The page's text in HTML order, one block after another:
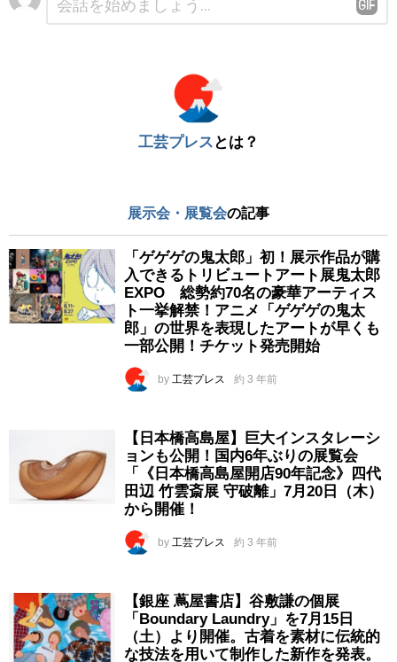
工芸プレス とは？
展示会・展覧会の記事
「ゲゲゲの鬼太郎」初！展示作品が購
入できるトリビュートアート展鬼太郎
EXPO 総勢約70名の豪華アーティス
ト一挙解禁！アニメ「ゲゲゲの鬼太
郎」の世界を表現したアートが早くも
一部公開！チケット発売開始
by 工芸プレス 約 3 年前
【日本橋高島屋】巨大インスタレーシ
ョンも公開！国内6年ぶりの展覧会
「《日本橋高島屋開店90年記念》四代
田辺 竹雲斎展 守破離」7月20日（木）
から開催！
by 工芸プレス 約 3 年前
【銀座 蔦屋書店】谷敷謙の個展
「Boundary Laundry」を7月15日
（土）より開催。古着を素材に伝統的
な技法を用いて制作した新作を発表。